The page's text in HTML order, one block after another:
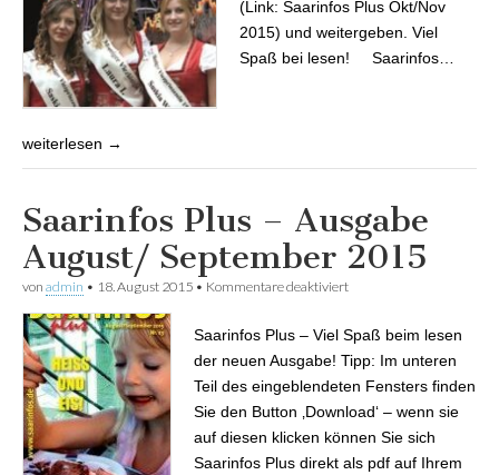
(Link: Saarinfos Plus Okt/Nov
2015) und weitergeben. Viel
Spaß bei lesen! Saarinfos…
weiterlesen →
Saarinfos Plus – Ausgabe
August/ September 2015
von admin • 18. August 2015 • Kommentare deaktiviert
Saarinfos Plus – Viel Spaß beim lesen
der neuen Ausgabe! Tipp: Im unteren
Teil des eingeblendeten Fensters finden
Sie den Button ‚Download‘ – wenn sie
auf diesen klicken können Sie sich
Saarinfos Plus direkt als pdf auf Ihrem